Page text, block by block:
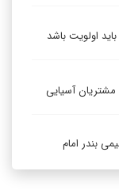
اولویت باشد
آسیایی